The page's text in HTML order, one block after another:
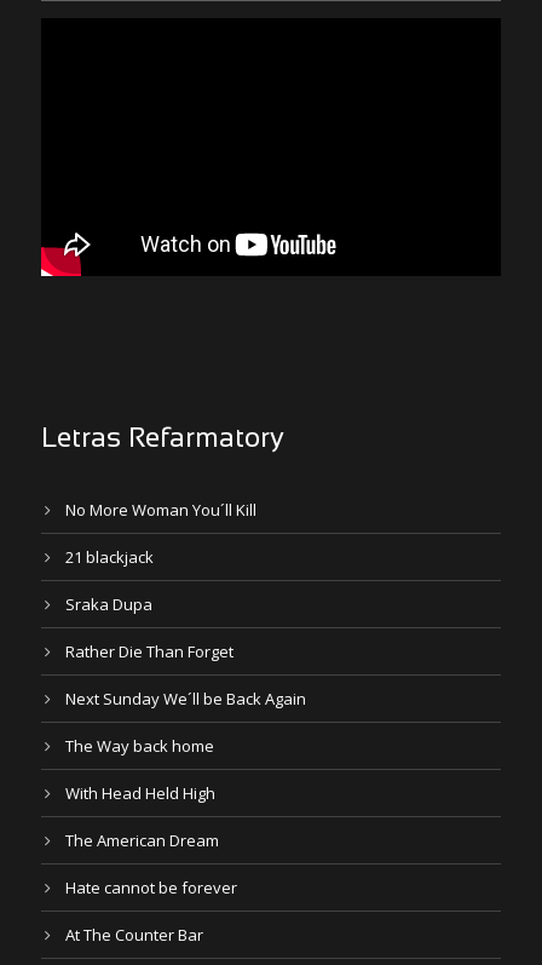
Letras Refarmatory
No More Woman You´ll Kill
21 blackjack
Sraka Dupa
Rather Die Than Forget
Next Sunday We´ll be Back Again
The Way back home
With Head Held High
The American Dream
Hate cannot be forever
At The Counter Bar